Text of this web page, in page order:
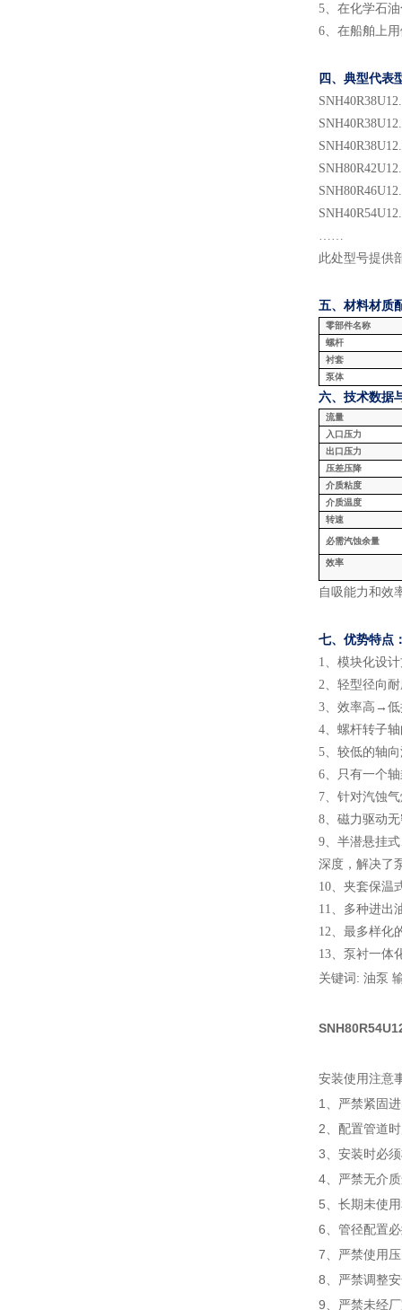
5、 在化学石
6、 在船舶上
四、典型代表
SNH40R38U
SNH40R38U
SNH40R38U
SNH80R42U
SNH80R46U
SNH40R54U
……
此处型号提供
五、材料材质
零部件名称
螺杆
衬套
泵体
六、技术数据
流量
入口压力
出口压力
压差压降
介质粘度
介质温度
转速
必需汽蚀余量
效率
自吸能力和效
七、 优势特点
1、 模块化设
2、 轻型径向
3、 效率高 →低
4、 螺杆转子
5、 较低的轴
6、
只有一个
7、 针对汽蚀
8、 磁力驱动
9、 半潜悬挂
深度，解决了
10、 夹套保温
11、 多种进出
12、 最多样化
13、 泵衬一体
关键词: 油泵
安装使用注意
1、严禁紧固
2、配置管道
3、安装时必
4、严禁无介
5、长期未使
6、管径配置
7、严禁使用
8、严禁调整
9、严禁未经